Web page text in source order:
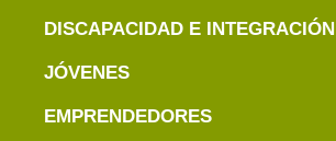
DISCAPACIDAD E INTEGRACIÓN
JÓVENES
EMPRENDEDORES